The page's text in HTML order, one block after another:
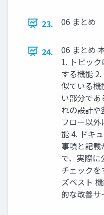
23. 06 まとめ
24.
06 まとめ
1. トピッ
する機能
似ている機
い部分で
れの設計
フロー以
能 4. ドキ
事項と記
で、実際
チェックを
ズベスト
的な改善サ